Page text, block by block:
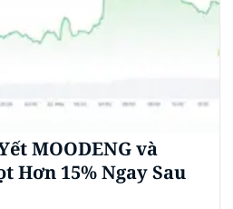
MOODENG và
Hơn 15% Ngay Sau